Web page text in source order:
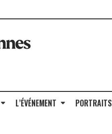
L’ÉVÉNEMENT PORTRAITS